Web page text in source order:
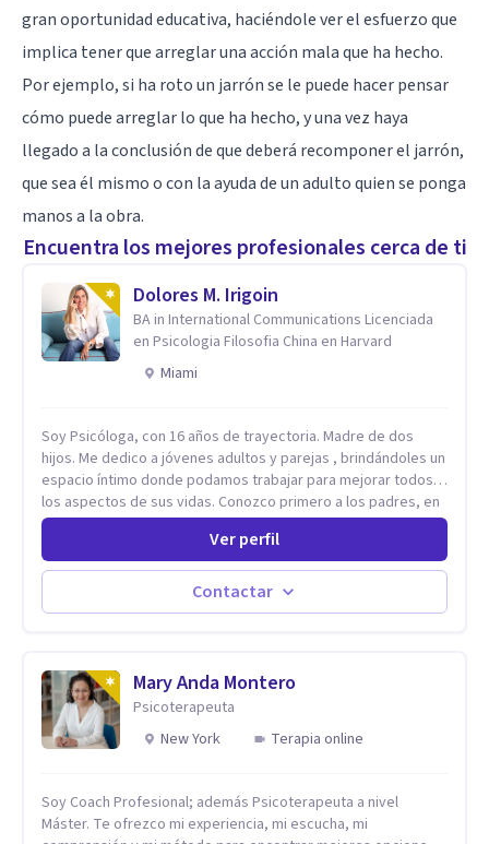
gran oportunidad educativa, haciéndole ver el esfuerzo que
implica tener que arreglar una acción mala que ha hecho.
Por ejemplo, si ha roto un jarrón se le puede hacer pensar
cómo puede arreglar lo que ha hecho, y una vez haya
llegado a la conclusión de que deberá recomponer el jarrón,
que sea él mismo o con la ayuda de un adulto quien se ponga
manos a la obra.
Encuentra los mejores profesionales cerca de ti
Dolores M. Irigoin
BA in International Communications Licenciada
en Psicologia Filosofia China en Harvard
Miami
Soy Psicóloga, con 16 años de trayectoria. Madre de dos
hijos. Me dedico a jóvenes adultos y parejas , brindándoles un
espacio íntimo donde podamos trabajar para mejorar todos
los aspectos de sus vidas. Conozco primero a los padres, en
el caso de niños u adolescentes, para luego seguir la terapia
con sus hijos, apuntalándolos en su futuro personal,
universitario y profesional, siempre conteniendo
paralelamente a los padres y brindándoles un espacio de
seguridad. Hago terapia de pareja y adultos con método
Ver perfil
Contactar
Mary Anda Montero
Psicoterapeuta
New York
Terapia online
Soy Coach Profesional; además Psicoterapeuta a nivel
Máster. Te ofrezco mi experiencia, mi escucha, mi